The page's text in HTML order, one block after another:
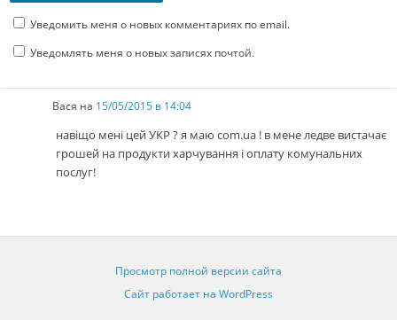
Уведомить меня о новых комментариях по email.
Уведомлять меня о новых записях почтой.
Вася на 15/05/2015 в 14:04
навіщо мені цей УКР ? я маю com.ua ! в мене ледве вистачає
грошей на продукти харчування і оплату комунальних
послуг!
Просмотр полной версии сайта
Сайт работает на WordPress